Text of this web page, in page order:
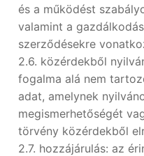
és a működést
valamint a
szerződésekre
2.6. közérdekből
fogalma alá nem
adat, amelynek
megismerhetőségét
törvény közérdekből
2.7. hozzájárulás: az